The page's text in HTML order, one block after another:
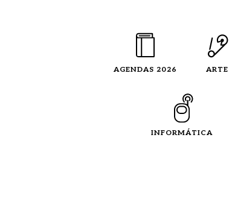
AGENDAS 2026 ARTE
INFORMÁTICA